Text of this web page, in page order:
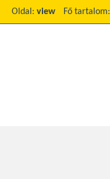
Oldal: view Fő tartalom: